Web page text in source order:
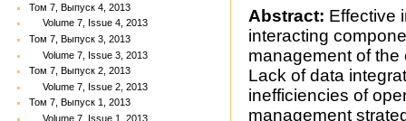
Том 7, Выпуск 4, 2013
Volume 7, Issue 4, 2013
Том 7, Выпуск 3, 2013
Volume 7, Issue 3, 2013
Том 7, Выпуск 2, 2013
Volume 7, Issue 2, 2013
Том 7, Выпуск 1, 2013
Volume 7, Issue 1, 2013
Abstract: Effective
interacting
management of
Lack of data
inefficiencies of
management